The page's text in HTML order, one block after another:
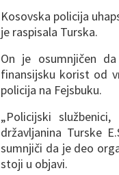
Kosovska policija
je raspisala Turska.
On je osumnjičen
finansijsku korist od
policija na Fejsbuku.
„Policijski
državljanina Turske
sumnjiči da je deo
stoji u objavi.